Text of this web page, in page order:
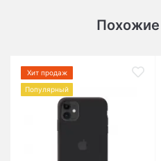
Хит продаж
Популярный